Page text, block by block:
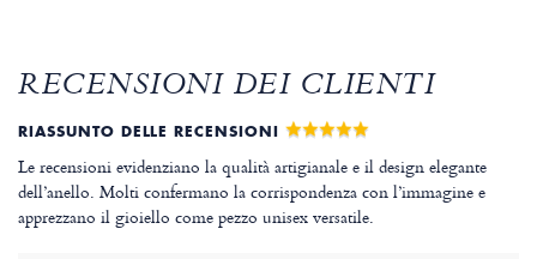
RECENSIONI DEI CLIENTI
RIASSUNTO DELLE RECENSIONI
Le recensioni evidenziano la qualità artigianale e il design elegante
dell’anello. Molti confermano la corrispondenza con l’immagine e
apprezzano il gioiello come pezzo unisex versatile.